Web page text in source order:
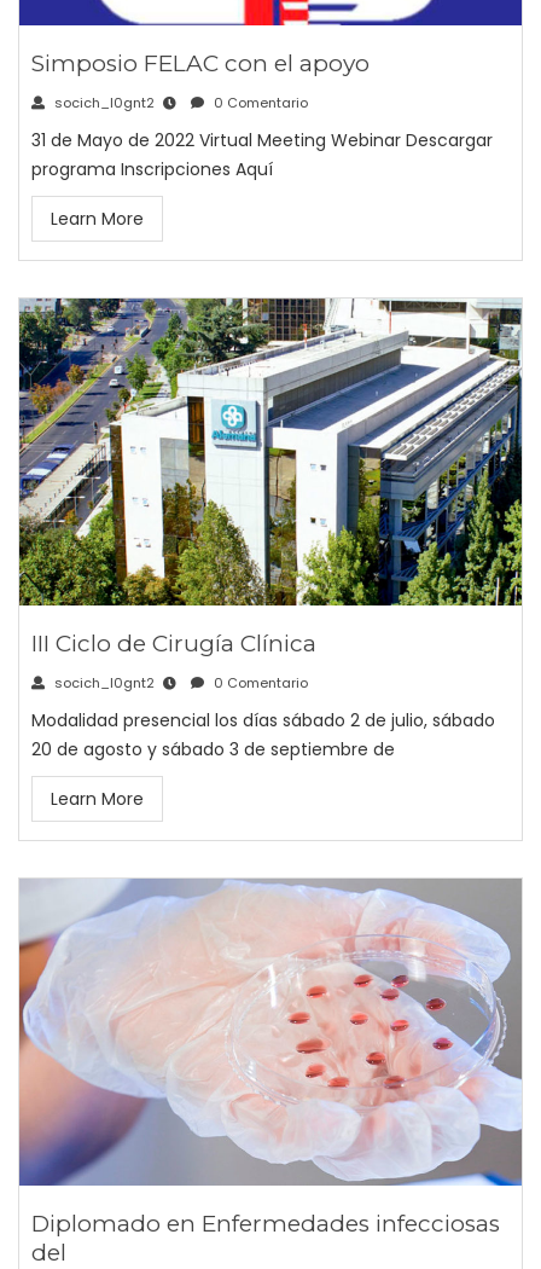
Simposio FELAC con el apoyo
socich_l0gnt2 0 Comentario
31 de Mayo de 2022 Virtual Meeting Webinar Descargar
programa Inscripciones Aquí
Learn More
III Ciclo de Cirugía Clínica
socich_l0gnt2 0 Comentario
Modalidad presencial los días sábado 2 de julio, sábado
20 de agosto y sábado 3 de septiembre de
Learn More
Diplomado en Enfermedades infecciosas
del